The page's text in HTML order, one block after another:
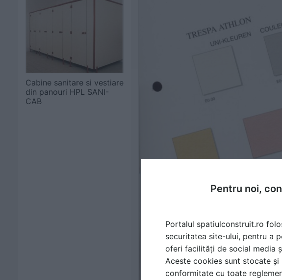
Cabine sanitare si vestiare
din panouri HPL SANI-
CAB
Pentru noi,
Portalul spatiulconstruit.ro
securitatea site-ului, pentru a
oferi facilități de social media
Aceste cookies sunt stocate
conformitate cu toate